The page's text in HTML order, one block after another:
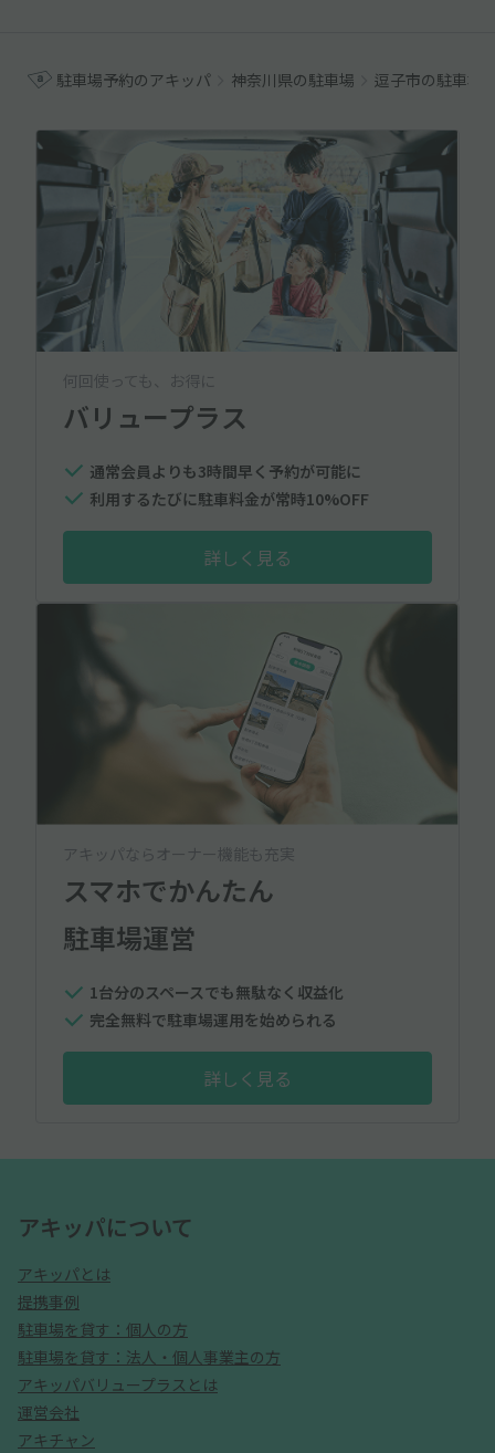
駐車場予約のアキッパ 神奈川県の駐車場 逗子市の駐車場
何回使っても、お得に
バリュープラス
通常会員よりも3時間早く予約が可能に
利用するたびに駐車料金が常時10%OFF
詳しく見る
アキッパならオーナー機能も充実
スマホでかんたん
駐車場運営
1台分のスペースでも無駄なく収益化
完全無料で駐車場運用を始められる
詳しく見る
アキッパについて
アキッパとは
提携事例
駐車場を貸す：個人の方
駐車場を貸す：法人・個人事業主の方
アキッパバリュープラスとは
運営会社
アキチャン